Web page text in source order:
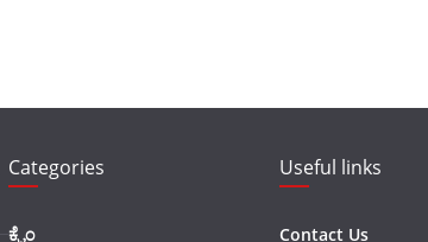
Categories
ಕ್ರೈಂ
Useful links
Contact Us